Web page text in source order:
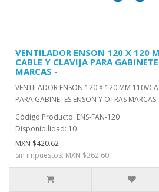
VENTILADOR ENSON 120 X 120
CABLE Y CLAVIJA PARA
MARCAS -
VENTILADOR ENSON 120 X 120 MM
PARA GABINETES ENSON Y OTRAS MARCAS
Código Producto: ENS-FAN-120
Disponibilidad: 10
MXN $420.62
Sin impuestos: MXN $362.60